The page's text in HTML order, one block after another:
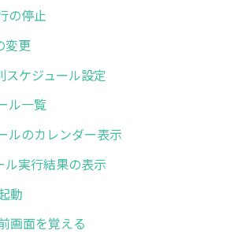
の停止
変更
スケジュール設定
ル一覧
ルのカレンダー表示
ル実行結果の表示
動
画面を覚える